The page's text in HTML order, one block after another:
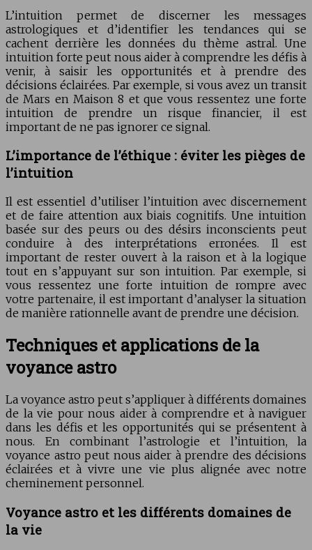
L’intuition permet de discerner les messages
astrologiques et d’identifier les tendances qui se
cachent derrière les données du thème astral. Une
intuition forte peut nous aider à comprendre les défis à
venir, à saisir les opportunités et à prendre des
décisions éclairées. Par exemple, si vous avez un transit
de Mars en Maison 8 et que vous ressentez une forte
intuition de prendre un risque financier, il est
important de ne pas ignorer ce signal.
L’importance de l’éthique : éviter les pièges de
l’intuition
Il est essentiel d’utiliser l’intuition avec discernement
et de faire attention aux biais cognitifs. Une intuition
basée sur des peurs ou des désirs inconscients peut
conduire à des interprétations erronées. Il est
important de rester ouvert à la raison et à la logique
tout en s’appuyant sur son intuition. Par exemple, si
vous ressentez une forte intuition de rompre avec
votre partenaire, il est important d’analyser la situation
de manière rationnelle avant de prendre une décision.
Techniques et applications de la
voyance astro
La voyance astro peut s’appliquer à différents domaines
de la vie pour nous aider à comprendre et à naviguer
dans les défis et les opportunités qui se présentent à
nous. En combinant l’astrologie et l’intuition, la
voyance astro peut nous aider à prendre des décisions
éclairées et à vivre une vie plus alignée avec notre
cheminement personnel.
Voyance astro et les différents domaines de
la vie